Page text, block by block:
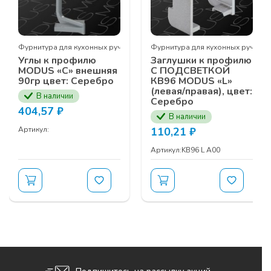
MODUS
Фурнитура для кухонных ручек профиль MODUS
Углы к профилю
MODUS «С» внешняя
90гр цвет: Серебро
В наличии
404,57 ₽
Артикул:
Фурнитура для кухонных ручек
Заглушки к профилю
С ПОДСВЕТКОЙ
КВ96 MODUS «L»
(левая/правая), цвет:
Серебро
В наличии
110,21 ₽
Артикул:KB96 L A00
ТЕМЫ СЕМИНАРА:
Выдвижные механизмыUNIHOPPER
Фурнитура кухонного наполнения
UNIHOPPER
Подвесная
MODUS AIR SOFT
Телескопическая подвесная система
Гардеробная система
MODUS
Серия профилей
для распашных
шкафов
MODUS
Серия рамочных профилей
КОМПАНИИ ПРОГРЕСС ПО НОМЕРУ ТЕЛЕФОНА
+7 (3902) 260-481